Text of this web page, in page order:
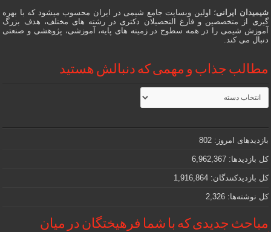
شیمیدان ایرانی؛ اولین وبسایت جامع شیمی در ایران محسوب میشود که با بهره
گیری از متخصصین و فارغ التحصیلان دکتری در رشته های مختلف، هدف بزرگ
آموزش شیمی را در همه سطوح در زمینه های پایه، آموزشی، پژوهشی و صنعتی
دنبال می کند.
مطالب جذاب و مهمی که دنبالش هستید
مطالب
جذاب
و
که
دنبالش
هستید
بازدیدهای امروز: 802
کل بازدیدها: 6,962,367
کل بازدیدکنند‌گان: 1,916,864
کل نوشته‌ها: 2,326
مباحث جدیدی که با شما فرهیختگان در میان